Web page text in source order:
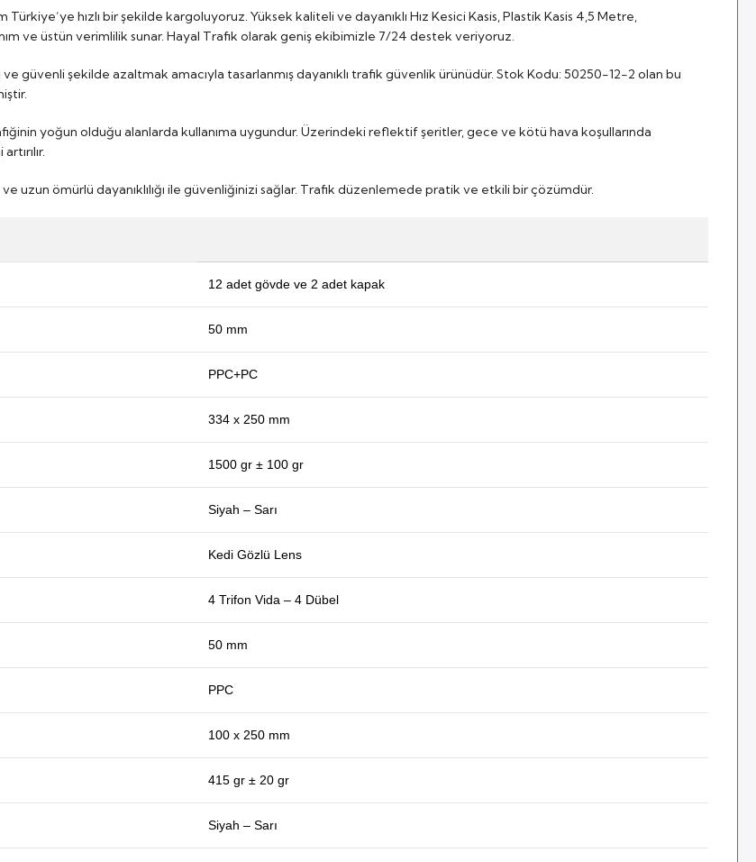
hızlı bir şekilde kargoluyoruz. Yüksek kaliteli ve dayanıklı Hız Kesici Kasis, Plastik Kasis 4,5 Metre,
ve üstün verimlilik sunar. Hayal Trafik olarak geniş ekibimizle 7/24 destek veriyoruz.
ve güvenli şekilde azaltmak amacıyla tasarlanmış dayanıklı trafik güvenlik ürünüdür. Stok Kodu: 50250-12-2 olan bu
yoğun olduğu alanlarda kullanıma uygundur. Üzerindeki reflektif şeritler, gece ve kötü hava koşullarında
uzun ömürlü dayanıklılığı ile güvenliğinizi sağlar. Trafik düzenlemede pratik ve etkili bir çözümdür.
12 adet gövde ve 2 adet kapak
50 mm
PPC+PC
334 x 250 mm
1500 gr ± 100 gr
Siyah – Sarı
Kedi Gözlü Lens
4 Trifon Vida – 4 Dübel
50 mm
PPC
100 x 250 mm
415 gr ± 20 gr
Siyah – Sarı